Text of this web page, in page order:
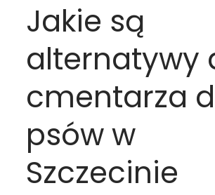
Jakie są
alternatywy
cmentarza
psów w
Szczecinie